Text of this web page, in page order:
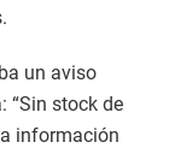
un aviso
“Sin stock de
información